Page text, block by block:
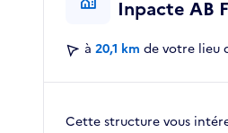
Inpacte AB
à 20,1 km de votre lieu
Cette structure vous